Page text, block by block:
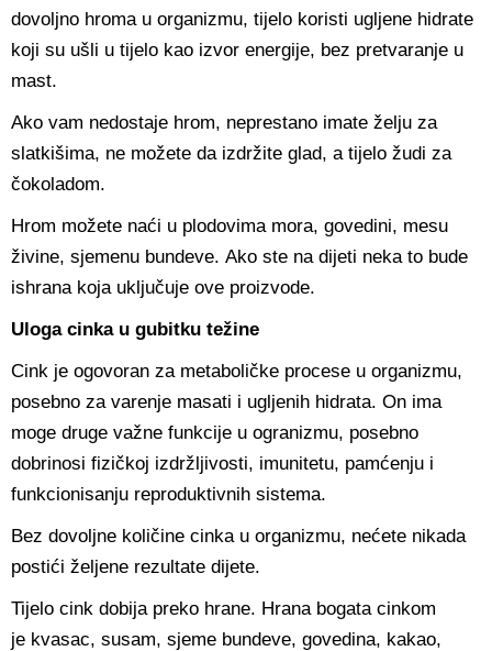
dovoljno hroma u organizmu, tijelo koristi ugljene hidrate
koji su ušli u tijelo kao izvor energije, bez pretvaranje u
mast.
Ako vam nedostaje hrom, neprestano imate želju za
slatkišima, ne možete da izdržite glad, a tijelo žudi za
čokoladom.
Hrom možete naći u plodovima mora, govedini, mesu
živine, sjemenu bundeve. Ako ste na dijeti neka to bude
ishrana koja uključuje ove proizvode.
Uloga cinka u gubitku težine
Cink je ogovoran za metaboličke procese u organizmu,
posebno za varenje masati i ugljenih hidrata. On ima
moge druge važne funkcije u ogranizmu, posebno
dobrinosi fizičkoj izdržljivosti, imunitetu, pamćenju i
funkcionisanju reproduktivnih sistema.
Bez dovoljne količine cinka u organizmu, nećete nikada
postići željene rezultate dijete.
Tijelo cink dobija preko hrane. Hrana bogata cinkom
je kvasac, susam, sjeme bundeve, govedina, kakao,